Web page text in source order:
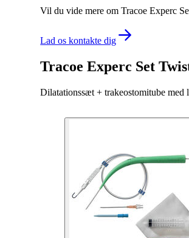
Tracoe Experc Set
Dilatationssæt + trakeostomitube
Vil du vide mere om Tracoe Experc
Lad os kontakte dig